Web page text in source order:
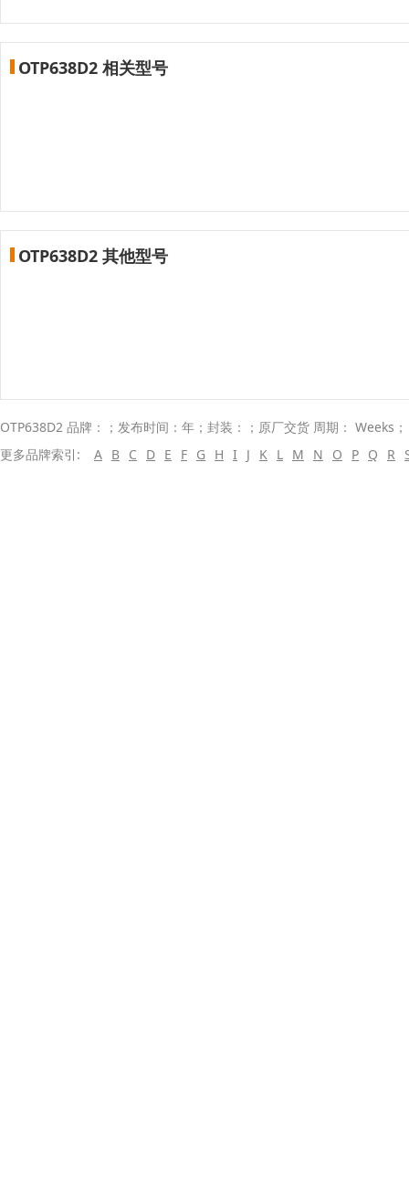
OTP638D2 相关型号
OTP638D2 其他型号
OTP638D2 品牌：；发布时间：年；封装：；原厂交货 周期： Weeks
更多品牌索引:
A B C D E F G H I J K L M N O P Q R